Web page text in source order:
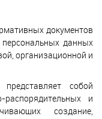
документов
данных
организационной и
собой
распорядительных и
создание,